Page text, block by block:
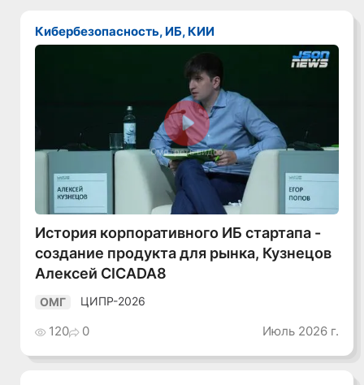
Кибербезопасность, ИБ, КИИ
Смотреть видео
История корпоративного ИБ стартапа -
создание продукта для рынка, Кузнецов
Алексей CICADA8
ОМГ ЦИПР-2026
120 0 Июль 2026 г.